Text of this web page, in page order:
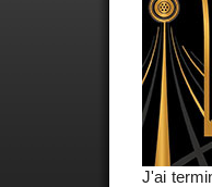
J'ai